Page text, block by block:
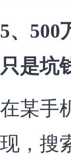
5、500
只是坑
在某手
现，搜